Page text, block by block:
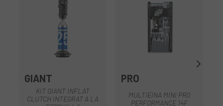
GIANT
KIT GIANT INFLAT
CLUTCH INTEGRAT A LA
PRO
MULTIEINA MINI PRO
PERFORMANCE 14F